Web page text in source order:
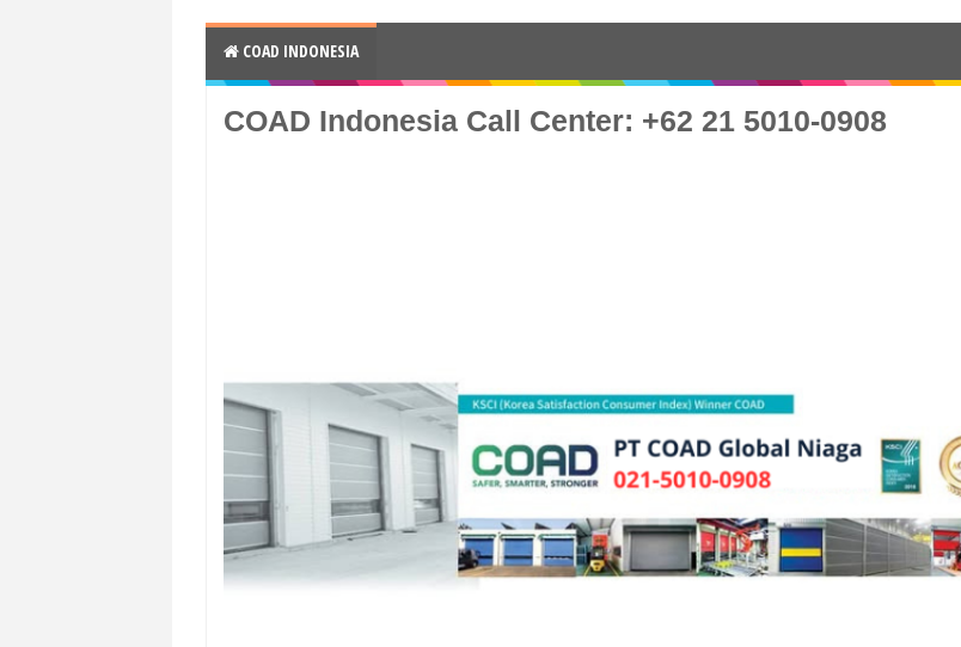
COAD INDONESIA
COAD Indonesia Call Center: +62 21 5010-0908